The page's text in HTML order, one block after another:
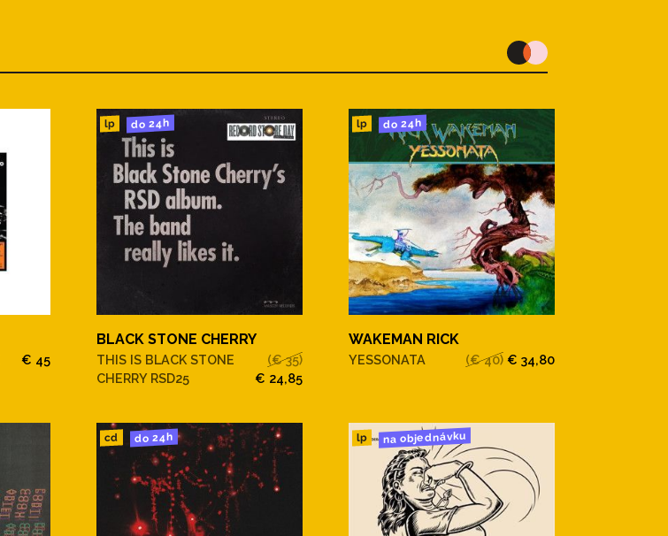
€ 45
lp do 24h
BLACK STONE CHERRY
THIS IS BLACK STONE
CHERRY RSD25
(€ 35)
€ 24,85
lp do 24h
WAKEMAN RICK
YESSONATA (€ 40) € 34,80
cd do 24h lp na objednávku